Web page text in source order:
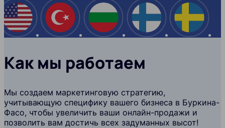
США Турция Болгария Финляндия
Как мы работаем
Мы создаем маркетинговую стратегию,
учитывающую специфику вашего бизнеса в Буркина-
Фасо, чтобы увеличить ваши онлайн-продажи и
позволить вам достичь всех задуманных высот!